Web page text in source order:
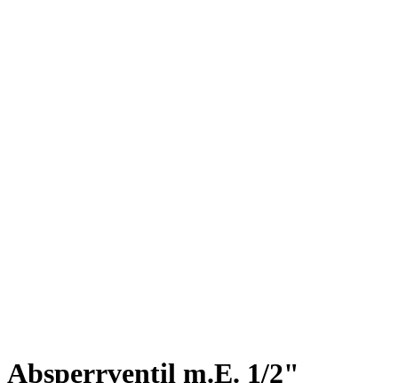
Absperrventil m.E. 1/2"